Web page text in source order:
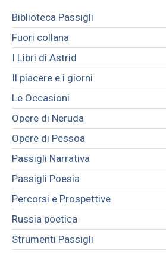
Biblioteca Passigli
Fuori collana
I Libri di Astrid
Il piacere e i giorni
Le Occasioni
Opere di Neruda
Opere di Pessoa
Passigli Narrativa
Passigli Poesia
Percorsi e Prospettive
Russia poetica
Strumenti Passigli